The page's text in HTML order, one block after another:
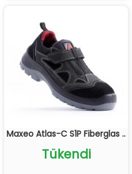
Maxeo Atlas-C S1P Fiberglas ..
Tükendi